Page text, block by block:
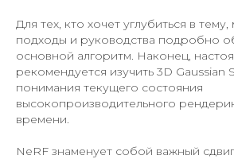
Для тех, кто хочет углубиться в
подходы и руководства подробно
основной алгоритм. Наконец,
рекомендуется изучить 3D Gaussian
понимания текущего состояния
высокопроизводительного
времени.
NeRF знаменует собой важный